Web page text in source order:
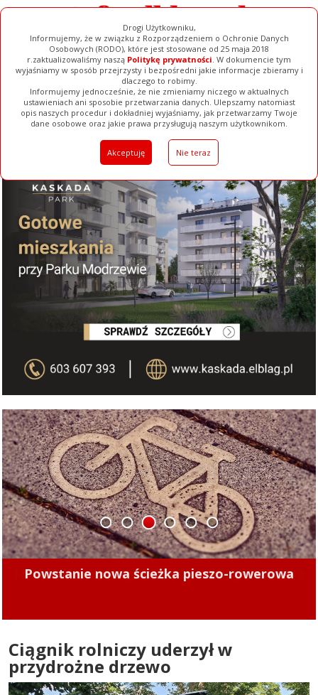
Drogi Użytkowniku,
Informujemy, że w związku z Rozporządzeniem o Ochronie Danych
Osobowych (RODO), które jest stosowane od 25 maja 2018
r.zaktualizowaliśmy naszą Politykę prywatności. W dokumencie tym
wyjaśniamy w sposób przejrzysty i bezpośredni jakie informacje zbieramy i
dlaczego to robimy.
Informujemy jednocześnie, że nie zmieniamy niczego w aktualnych
ustawieniach ani sposobie przetwarzania danych. Ulepszamy natomiast
opis naszych procedur i dokładniej wyjaśniamy, jak przetwarzamy Twoje
dane osobowe oraz jakie prawa przysługują naszym użytkownikom.
Akceptuję Nie teraz
Ogłoszenia Filmy Galerie Baza Firm Pełna Wersja
Powstanie nowa ścieżka pieszo-rowerowa
1 2 3 4 5 6
Ciągnik rolniczy uderzył w
przydrożne drzewo